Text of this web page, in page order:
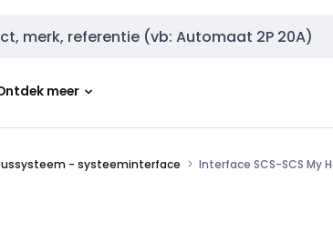
meer
- systeeminterface Interface SCS-SCS My